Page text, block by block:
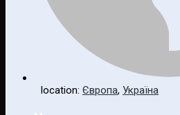
location: Європа, Україна